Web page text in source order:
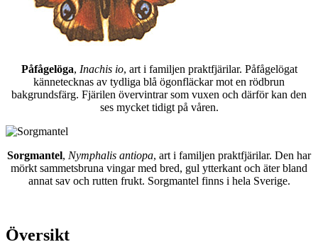
Påfågelöga, Inachis io, art i familjen praktfjärilar. Påfågelögat
kännetecknas av tydliga blå ögonfläckar mot en rödbrun
bakgrundsfärg. Fjärilen övervintrar som vuxen och därför kan den
ses mycket tidigt på våren.
Sorgmantel, Nymphalis antiopa, art i familjen praktfjärilar. Den har
mörkt sammetsbruna vingar med bred, gul ytterkant och äter bland
annat sav och rutten frukt. Sorgmantel finns i hela Sverige.
Översikt